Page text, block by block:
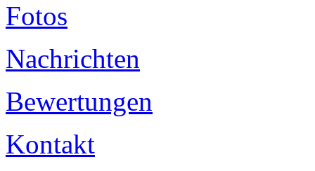
Fotos
Nachrichten
Bewertungen
Kontakt